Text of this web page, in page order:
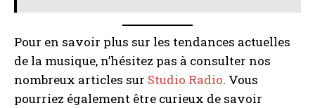
I WANT IN
I've read and accept the Privacy Policy
Pour en savoir plus sur les tendances actuelles
de la musique, n’hésitez pas à consulter nos
nombreux articles sur Studio Radio. Vous
pourriez également être curieux de savoir